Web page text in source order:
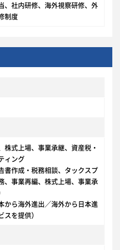
、社内研修、海外視察研修、外
制度
式上場、事業承継、資産税・
ィング
作成・税務相談、タックスプ
、事業再編、株式上場、事業承
ら海外進出／海外から日本進
を提供）